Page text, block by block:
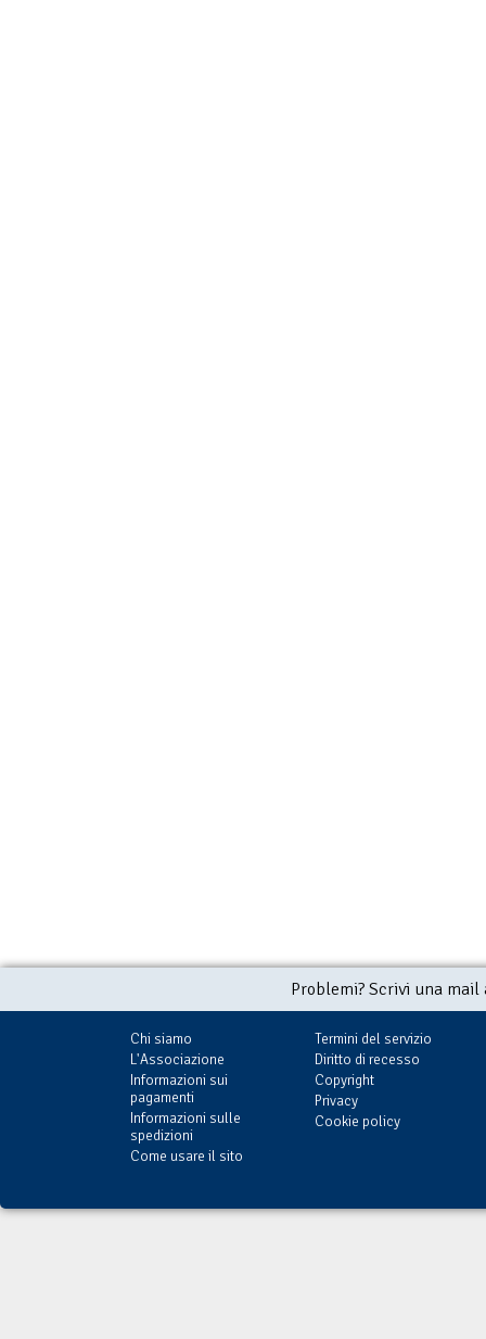
Problemi? Scrivi una
Chi siamo
L'Associazione
Informazioni sui
pagamenti
Informazioni sulle
spedizioni
Come usare il sito
Termini del servizio
Diritto di recesso
Copyright
Privacy
Cookie policy